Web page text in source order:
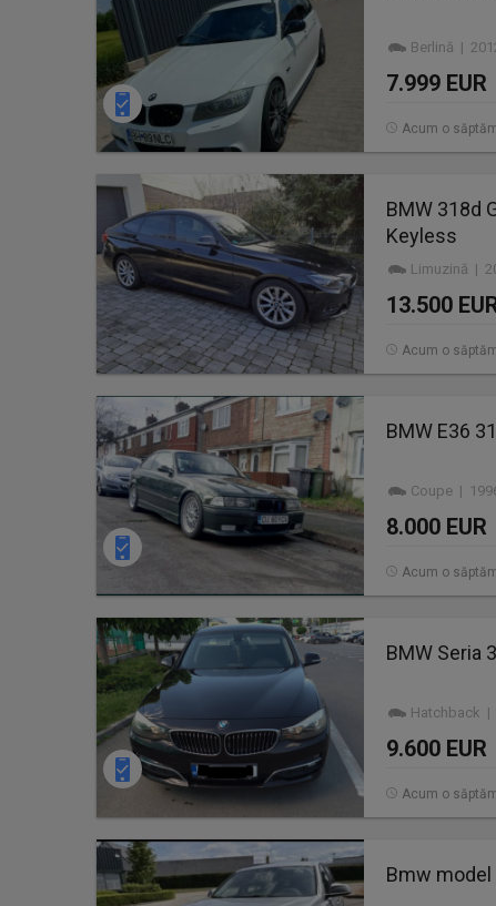
Berlină |
7.999 EUR
Acum o
BMW 318d
Keyless
Limuzină |
13.500
Acum o
BMW E36
Coupe |
8.000 EUR
Acum o
BMW Seria
Hatchback |
9.600 EUR
Acum o
Bmw model